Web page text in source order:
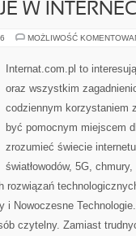
W
MOŻLIWOŚĆ
Internat.com.pl to
oraz wszystkim
codziennym korzystaniem
być pomocnym miejscem
zrozumieć świecie
światłowodów, 5G,
rozwiązań
i Nowoczesne
czytelny. Zamiast